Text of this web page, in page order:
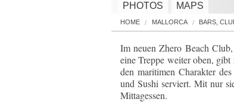
PHOTOS MAPS
HOME MALLORCA BARS,
Im neuen Zhero Beach
eine Treppe weiter oben,
den maritimen Charakter
und Sushi serviert. Mit nur
Mittagessen.